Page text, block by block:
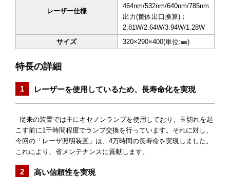
レーザー仕様
464nm/532nm/640nm/785nm
出力(筐体出口換算)：
2.81W/2.64W/3.94W/1.28W
サイズ
320×290×400(単位:㎜)
特長の詳細
レーザーを使用しているため、長寿命化を実現
従来の装置では主にキセノンランプを使用しており、玉切れを起
こす前に1千時間程度でランプ交換を行っています。それに対し、
今回の「レーザ照明装置」は、4万時間の長寿命を実現しました。
これにより、省メンテナンスに貢献します。
高い信頼性を実現